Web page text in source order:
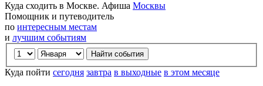
Куда сходить в Москве. Афиша Москвы
Помощник и путеводитель
по интересным местам
и лучшим событиям
Куда пойти сегодня завтра в выходные в этом месяце